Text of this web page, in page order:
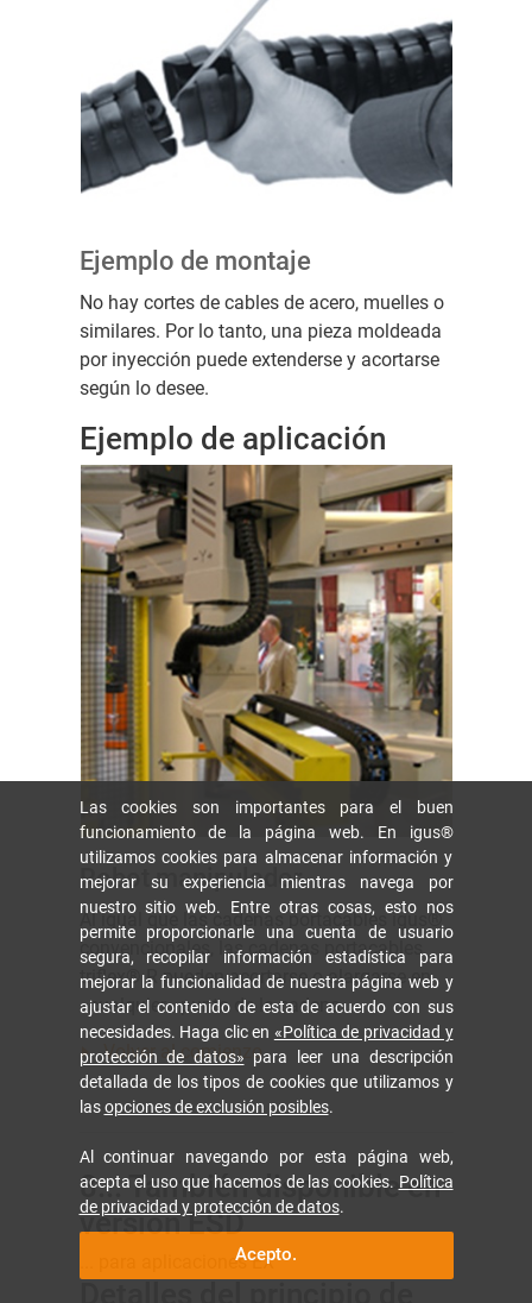
Ejemplo de montaje
No hay cortes de cables de acero, muelles o
similares. Por lo tanto, una pieza moldeada
por inyección puede extenderse y acortarse
según lo desee.
Ejemplo de aplicación
Robot manipulador
Al igual que las cadenas portacables igus®
convencionales, las cadenas portacables
triflex® R pueden acortarse o alargarse en
«cualquier» punto de la cadena.
Volver al comienzo
8... También disponible en
versión ESD
... para aplicaciones EX
Las cookies son importantes para el buen
funcionamiento de la página web. En igus®
utilizamos cookies para almacenar información y
mejorar su experiencia mientras navega por
nuestro sitio web. Entre otras cosas, esto nos
permite proporcionarle una cuenta de usuario
segura, recopilar información estadística para
mejorar la funcionalidad de nuestra página web y
ajustar el contenido de esta de acuerdo con sus
necesidades. Haga clic en «Política de privacidad y
protección de datos» para leer una descripción
detallada de los tipos de cookies que utilizamos y
lasopciones de exclusión posibles.
Al continuar navegando por esta página web,
acepta el uso que hacemos de las cookies. Política
de privacidad y protección de datos.
Acepto.